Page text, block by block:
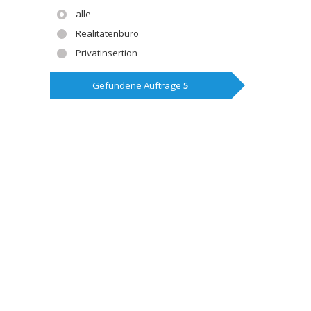
alle
Realitätenbüro
Privatinsertion
Gefundene Aufträge5